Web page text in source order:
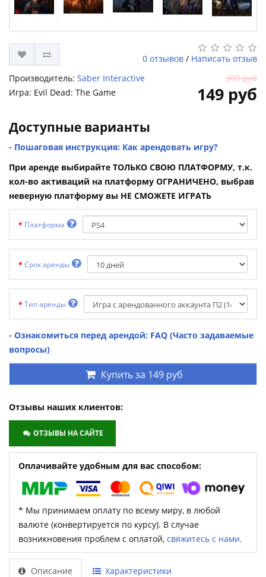
0 отзывов / Написать отзыв
Производитель: Saber Interactive
Игра: Evil Dead: The Game
399 руб
149 руб
Доступные варианты
- Пошаговая инструкция: Как арендовать игру?
При аренде выбирайте ТОЛЬКО СВОЮ ПЛАТФОРМУ, т.к.
кол-во активаций на платформу ОГРАНИЧЕНО, выбрав
неверную платформу вы НЕ СМОЖЕТЕ ИГРАТЬ
Платформа
Срок аренды
Тип аренды
- Ознакомиться перед арендой: FAQ (Часто задаваемые
вопросы)
Купить за 149 руб
Отзывы наших клиентов:
ОТЗЫВЫ НА САЙТЕ
Оплачивайте удобным для вас способом:
* Мы принимаем оплату по всему миру, в любой
валюте (конвертируется по курсу). В случае
возникновения проблем с оплатой, свяжитесь с нами.
Описание Характеристики